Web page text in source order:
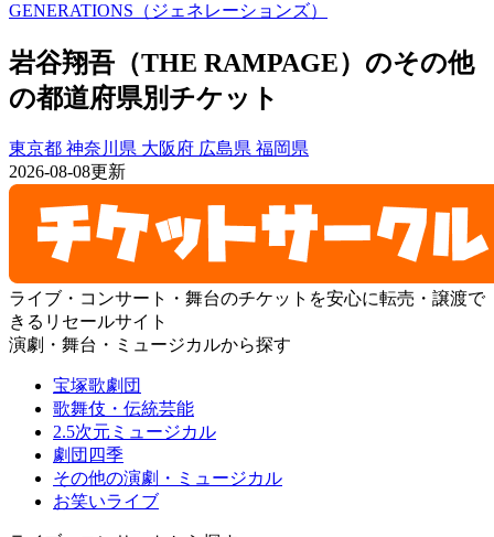
GENERATIONS（ジェネレーションズ）
岩谷翔吾（THE RAMPAGE）のその他
の都道府県別チケット
東京都 神奈川県 大阪府 広島県 福岡県
2026-08-08更新
ライブ・コンサート・舞台のチケットを安心に転売・譲渡で
きるリセールサイト
演劇・舞台・ミュージカルから探す
宝塚歌劇団
歌舞伎・伝統芸能
2.5次元ミュージカル
劇団四季
その他の演劇・ミュージカル
お笑いライブ